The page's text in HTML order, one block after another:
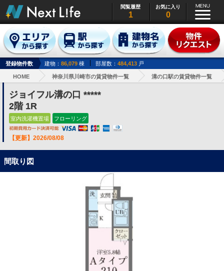
閲覧履歴
1
お気に入り
0
登録物件数 建物： 86,079 棟 部屋数： 484,413 戸
HOME 神奈川県川崎市の賃貸物件一覧 溝の口駅の賃貸物件一覧
ジョイフル溝の口 *****
2階 1R
室内洗濯機置場 フローリング
【更新】2026/08/08
間取り図